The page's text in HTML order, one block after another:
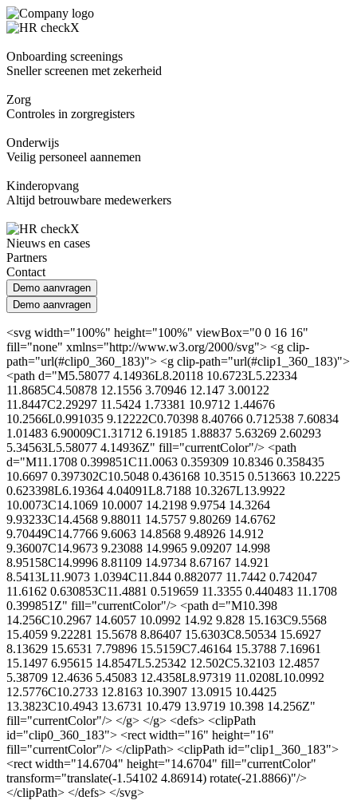
Onboarding screenings
Sneller screenen met zekerheid
Zorg
Controles in zorgregisters
Onderwijs
Veilig personeel aannemen
Kinderopvang
Altijd betrouwbare medewerkers
Nieuws en cases
Partners
Contact
Demo aanvragen
Demo aanvragen
<svg width="100%" height="100%" viewBox="0 0 16 16"
fill="none" xmlns="http://www.w3.org/2000/svg"> <g clip-
path="url(#clip0_360_183)"> <g clip-path="url(#clip1_360_183)">
<path d="M5.58077 4.14936L8.20118 10.6723L5.22334
11.8685C4.50878 12.1556 3.70946 12.147 3.00122
11.8447C2.29297 11.5424 1.73381 10.9712 1.44676
10.2566L0.991035 9.12222C0.70398 8.40766 0.712538 7.60834
1.01483 6.90009C1.31712 6.19185 1.88837 5.63269 2.60293
5.34563L5.58077 4.14936Z" fill="currentColor"/> <path
d="M11.1708 0.399851C11.0063 0.359309 10.8346 0.358435
10.6697 0.397302C10.5048 0.436168 10.3515 0.513663 10.2225
0.623398L6.19364 4.04091L8.7188 10.3267L13.9922
10.0073C14.1069 10.0007 14.2198 9.9754 14.3264
9.93233C14.4568 9.88011 14.5757 9.80269 14.6762
9.70449C14.7766 9.6063 14.8568 9.48926 14.912
9.36007C14.9673 9.23088 14.9965 9.09207 14.998
8.95158C14.9996 8.81109 14.9734 8.67167 14.921
8.5413L11.9073 1.0394C11.844 0.882077 11.7442 0.742047
11.6162 0.630853C11.4881 0.519659 11.3355 0.440483 11.1708
0.399851Z" fill="currentColor"/> <path d="M10.398
14.256C10.2967 14.6057 10.0992 14.92 9.828 15.163C9.5568
15.4059 9.22281 15.5678 8.86407 15.6303C8.50534 15.6927
8.13629 15.6531 7.79896 15.5159C7.46164 15.3788 7.16961
15.1497 6.95615 14.8547L5.25342 12.502C5.32103 12.4857
5.38709 12.4636 5.45083 12.4358L8.97319 11.0208L10.0992
12.5776C10.2733 12.8163 10.3907 13.0915 10.4425
13.3823C10.4943 13.6731 10.479 13.9719 10.398 14.256Z"
fill="currentColor"/> </g> </g> <defs> <clipPath
id="clip0_360_183"> <rect width="16" height="16"
fill="currentColor"/> </clipPath> <clipPath id="clip1_360_183">
<rect width="14.6704" height="14.6704" fill="currentColor"
transform="translate(-1.54102 4.86914) rotate(-21.8866)"/>
</clipPath> </defs> </svg>